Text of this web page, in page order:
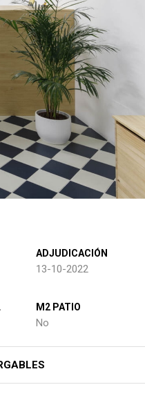
ADJUDICACIÓN
13-10-2022
M2 PATIO
No